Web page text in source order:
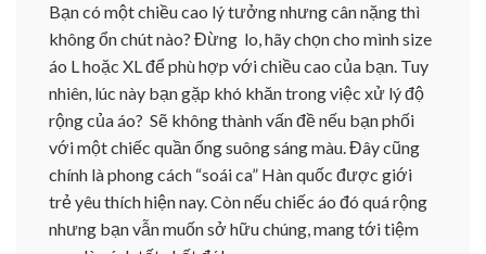
Bạn có một chiều cao lý tưởng nhưng cân nặng thì
không ổn chút nào? Đừng lo, hãy chọn cho mình size
áo L hoặc XL để phù hợp với chiều cao của bạn. Tuy
nhiên, lúc này bạn gặp khó khăn trong việc xử lý độ
rộng của áo? Sẽ không thành vấn đề nếu bạn phối
với một chiếc quần ống suông sáng màu. Đây cũng
chính là phong cách “soái ca” Hàn quốc được giới
trẻ yêu thích hiện nay. Còn nếu chiếc áo đó quá rộng
nhưng bạn vẫn muốn sở hữu chúng, mang tới tiệm